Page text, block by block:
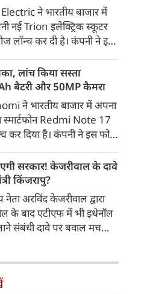
झांसी जिले में अप्रैल 2023 में
के एनकाउंटर में मारे गए बेटे
की सांसें थमी थीं, उसी झांसी में
उसके छोटे बेटे अबान की भीषण
दुर्घटना में जान चली गई है।
कीमत जानेंगे तो हो जाएंगे
ने भारतीय बाजार में
नई Trion इलेक्ट्रिक स्कूटर
लॉन्च कर दी है। कंपनी ने इसे
है। Trion की शुरुआती
शोरूम,
रखी गई है। फिलहाल इसकी
बेंगलुरु के ग्राहकों के लिए
की आधिकारिक वेबसाइट के
शुरू की गई है। आने वाले समय
दूसरे शहरों में भी उपलब्ध
जाएगा।
लांच किया सस्ता
बैटरी और 50MP कैमरा
ने भारतीय बाजार में अपना
स्मार्टफोन Redmi Note 17
कर दिया है। कंपनी ने इस फोन
8,000mAh की बड़ी बैटरी
Snapdragon
के साथ पेश किया है। फोन में
का मेन कैमरा दिया गया है।
अलावा Redmi Note 17 में
Gorilla Glass 7i
जैसे फीचर्स मिलते हैं।
सरकार! केजरीवाल के दावे
किंजरापु?
अरविंद केजरीवाल द्वारा
के बाद एटीएफ में भी इथेनॉल
संबंधी दावे पर बवाल मच
मिलाने की कोई योजना नहीं